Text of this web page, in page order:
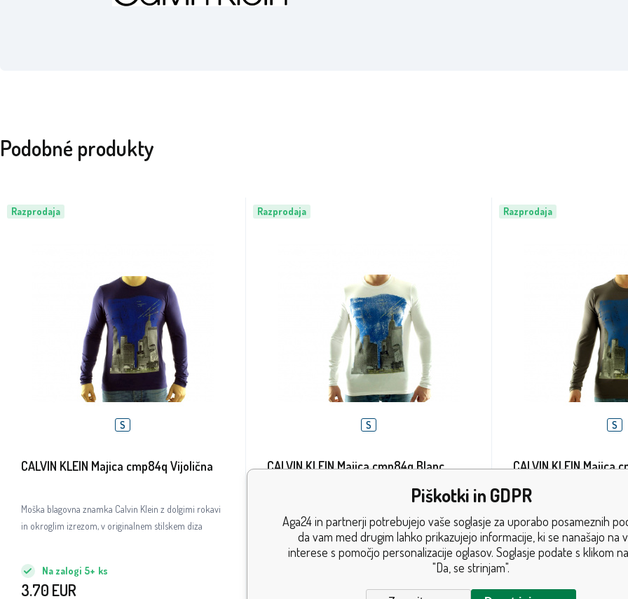
Podobné produkty
Razprodaja
S
CALVIN KLEIN Majica cmp84q Vijolična
Moška blagovna znamka Calvin Klein z dolgimi rokavi
in okroglim izrezom, v originalnem stilskem diza
Na zalogi 5+ ks
3.70 EUR
Razprodaja
S
CALVIN KLEIN Majica cmp84q Blanc
in okroglim izrezom, v originalnem stilskem diza
Razprodaja
S
CALVIN KLEIN Majica
in okroglim izrezom, v
3.70EUR
Piškotki in GDPR
Aga24 in partnerji potrebujejo vaše soglasje za uporabo posameznih
da vam med drugim lahko prikazujejo informacije, ki se nanašajo na
interese s pomočjo personalizacije oglasov. Soglasje podate s klikom
"Da, se strinjam".